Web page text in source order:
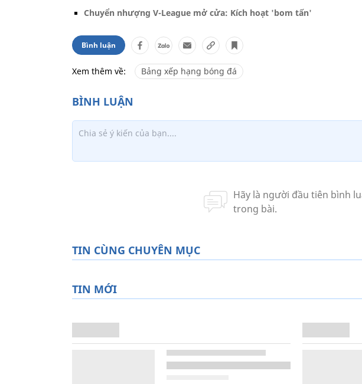
Chuyển nhượng V-League mở cửa: Kích hoạt 'bom tấn'
Bình luận
Xem thêm về: Bảng xếp hạng bóng đá
TIN CÙNG CHUYÊN MỤC
TIN MỚI